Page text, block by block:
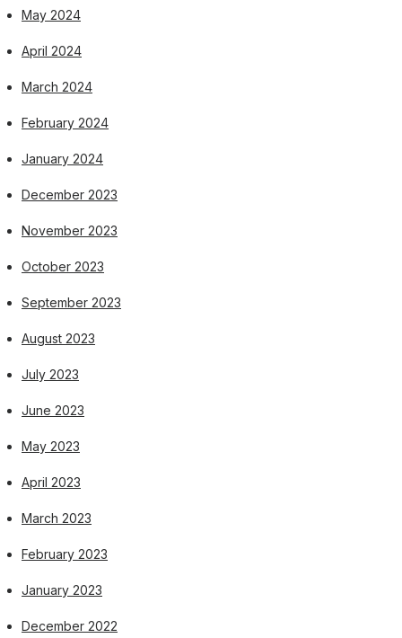
May 2024
April 2024
March 2024
February 2024
January 2024
December 2023
November 2023
October 2023
September 2023
August 2023
July 2023
June 2023
May 2023
April 2023
March 2023
February 2023
January 2023
December 2022